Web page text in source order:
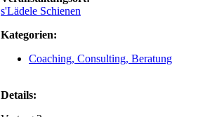
s'Lädele Schienen
Kategorien:
Coaching, Consulting, Beratung
Details: